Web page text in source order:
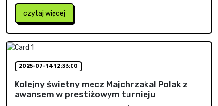
czytaj więcej
2025-07-14 12:33:00
Kolejny świetny mecz Majchrzaka! Polak z
awansem w prestiżowym turnieju